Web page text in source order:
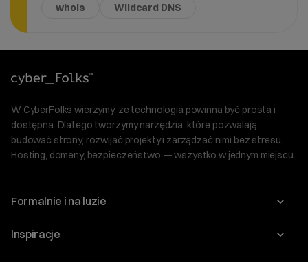
whois
Wildcard DNS
W CyberFolks wierzymy, że technologia powinna być prosta i
dostępna. Dlatego tworzymy narzędzia, które pozwalają
budować strony, rozwijać projekty i zarządzać nimi bez stresu.
Hosting, domeny, bezpieczeństwo — wszystko w jednym miejscu.
Formalnie i na luzie
O nas
Inspiracje